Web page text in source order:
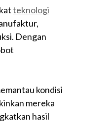
teknologi
Dengan
kondisi
mereka
hasil